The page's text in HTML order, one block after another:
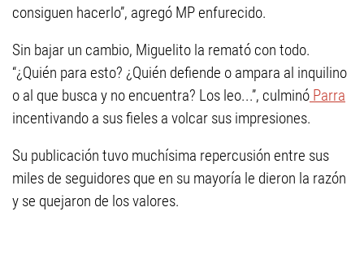
consiguen hacerlo”, agregó MP enfurecido.
Sin bajar un cambio, Miguelito la remató con todo.
“¿Quién para esto? ¿Quién defiende o ampara al inquilino
o al que busca y no encuentra? Los leo...”, culminó Parra
incentivando a sus fieles a volcar sus impresiones.
Su publicación tuvo muchísima repercusión entre sus
miles de seguidores que en su mayoría le dieron la razón
y se quejaron de los valores.